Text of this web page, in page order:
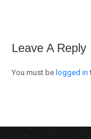
Leave A Reply
You must be logged in